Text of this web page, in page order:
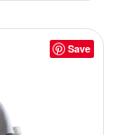
Save